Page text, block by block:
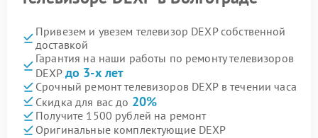
Привезем и увезем телевизор DEXP собственной
доставкой
Гарантия на наши работы по ремонту телевизоров
DEXP до 3-х лет
Срочный ремонт телевизоров DEXP в течении часа
Скидка для вас до 20%
Получите 1500 рублей на ремонт
Оригинальные комплектующие DEXP